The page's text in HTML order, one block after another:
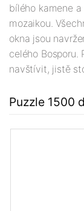
bílého kamene
mozaikou.
okna jsou
celého
navštívit, jistě
Puzzle 1500